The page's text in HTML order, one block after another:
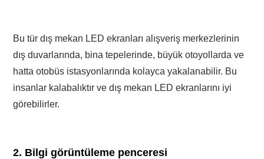
Bu tür dış mekan LED ekranları alışveriş merkezlerinin
dış duvarlarında, bina tepelerinde, büyük otoyollarda ve
hatta otobüs istasyonlarında kolayca yakalanabilir. Bu
insanlar kalabalıktır ve dış mekan LED ekranlarını iyi
görebilirler.
2. Bilgi görüntüleme penceresi